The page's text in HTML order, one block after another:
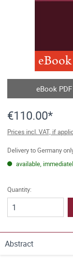
eBook
eBook PDF
€110.00*
Prices incl. VAT, if
Delivery to Germany
available,
Quantity:
Abstract